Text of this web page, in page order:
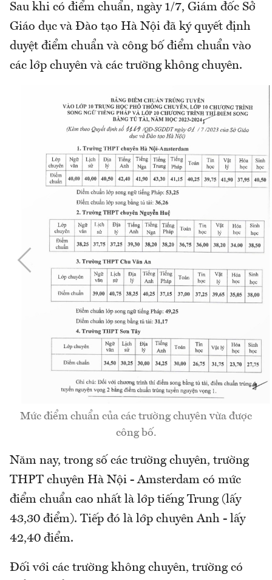
Sau khi có điểm chuẩn, ngày 1/7, Giám đốc Sở
Giáo dục và Đào tạo Hà Nội đã ký quyết định
duyệt điểm chuẩn và công bố điểm chuẩn vào
các lớp chuyên và các trường không chuyên.
Mức điểm chuẩn của các trường chuyên vừa được
công bố.
Năm nay, trong số các trường chuyên, trường
THPT chuyên Hà Nội - Amsterdam có mức
điểm chuẩn cao nhất là lớp tiếng Trung (lấy
43,30 điểm). Tiếp đó là lớp chuyên Anh - lấy
42,40 điểm.
Đối với các trường không chuyên, trường có